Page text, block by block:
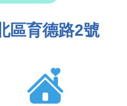
區育德路2號